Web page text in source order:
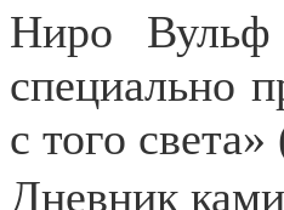
Ниро
специально
с того
Дневник